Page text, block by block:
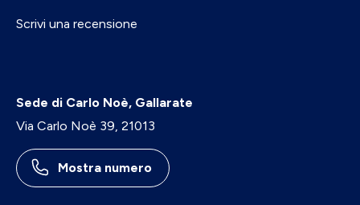
Scrivi una recensione
Sede di Carlo Noè, Gallarate
Via Carlo Noè 39, 21013
Mostra numero